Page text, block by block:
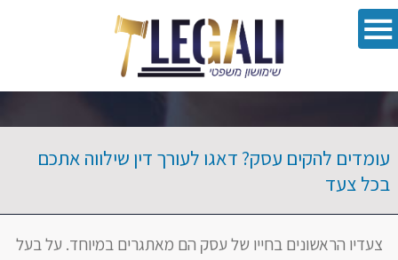
עומדים להקים עסק? דאגו לעורך דין שילווה אתכם
בכל צעד
צעדיו הראשונים בחייו של עסק הם מאתגרים במיוחד. על בעל